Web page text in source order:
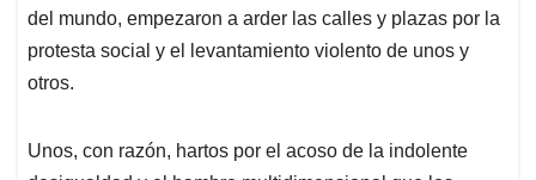
p
k
n
del mundo, empezaron a arder las calles y plazas por la
protesta social y el levantamiento violento de unos y
otros.
Unos, con razón, hartos por el acoso de la indolente